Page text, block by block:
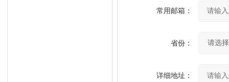
常用邮箱：
省份：
详细地址：